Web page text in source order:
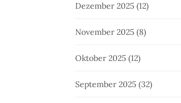
Dezember 2025 (12)
November 2025 (8)
Oktober 2025 (12)
September 2025 (32)